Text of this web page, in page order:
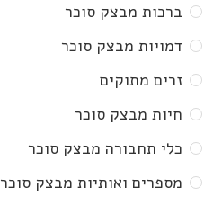
ברכות מבצק סוכר
דמויות מבצק סוכר
זרים מתוקים
חיות מבצק סוכר
כלי תחבורה מבצק סוכר
מספרים ואותיות מבצק סוכר